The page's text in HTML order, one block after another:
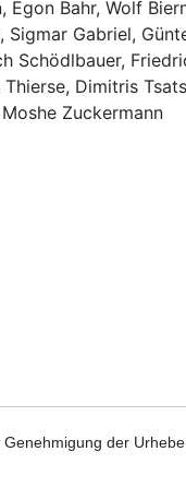
Bahr, Wolf
Gabriel,
Schödlbauer,
Dimitris
Zuckermann
der